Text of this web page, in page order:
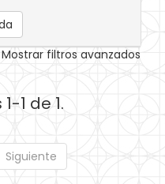
Mostrar filtros avanzados
1 de 1.
Siguiente